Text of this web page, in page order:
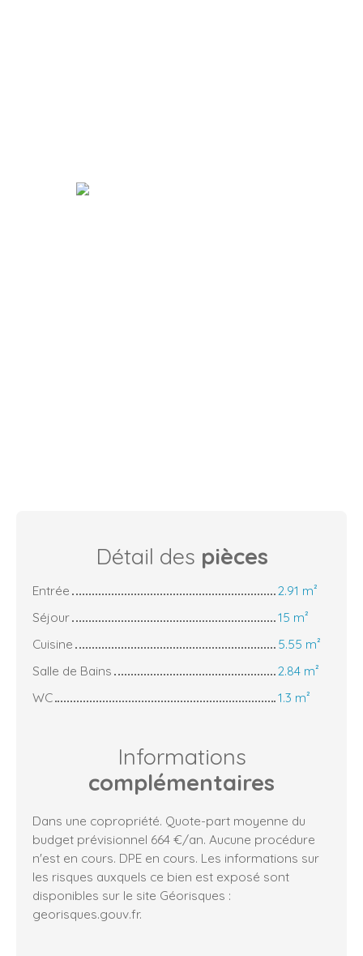
Détail des pièces
Entrée
2.91 m²
Séjour
15 m²
Cuisine
5.55 m²
Salle de Bains
2.84 m²
WC
1.3 m²
Informations
complémentaires
Dans une copropriété. Quote-part moyenne du
budget prévisionnel 664 €/an. Aucune procédure
n'est en cours. DPE en cours. Les informations sur
les risques auxquels ce bien est exposé sont
disponibles sur le site Géorisques :
georisques.gouv.fr.